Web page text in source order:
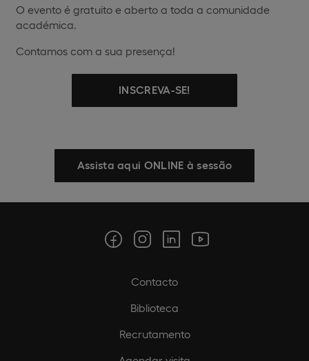
O evento é gratuito e aberto a toda a comunidade
académica.
Contamos com a sua presença!
INSCREVA-SE!
Assista aqui ONLINE à sessão
Contacto
Biblioteca
Recrutamento